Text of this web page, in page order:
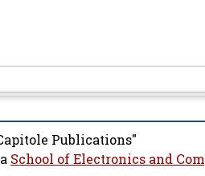
Publications"
School of Electronics and